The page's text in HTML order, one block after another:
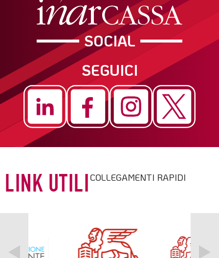
SOCIAL
SEGUICI
LINK UTILI COLLEGAMENTI RAPIDI